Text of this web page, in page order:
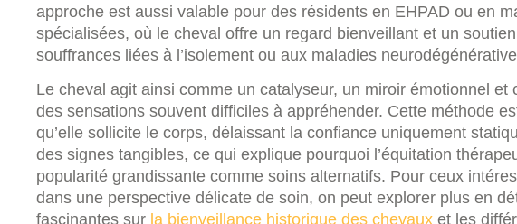
approche est aussi valable pour des résidents en EHPAD ou en
spécialisées, où le cheval offre un regard bienveillant et un
souffrances liées à l’isolement ou aux maladies
Le cheval agit ainsi comme un catalyseur, un miroir émotionnel et
des sensations souvent difficiles à appréhender. Cette méthode
qu’elle sollicite le corps, délaissant la confiance uniquement
des signes tangibles, ce qui explique pourquoi l’équitation
popularité grandissante comme soins alternatifs. Pour ceux
dans une perspective délicate de soin, on peut explorer plus en
fascinantes sur la bienveillance historique des chevaux et les